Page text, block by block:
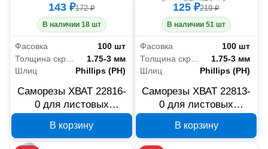
143 ₽172 ₽
В наличии 18 шт
Фасовка
100 шт
1.75-3 мм
Шлиц
Phillips (PH)
Саморезы ХВАТ 22816-
0 для листовых
x 16 мм, 100 шт
В корзину
125 ₽219 ₽
В наличии 51 шт
Фасовка
100 шт
Толщина скрепляемых материалов
1.75-3 мм
Шлиц
Phillips (PH)
Саморезы ХВАТ 22813-
0 для листовых
x 13 мм, 100 шт
В корзину